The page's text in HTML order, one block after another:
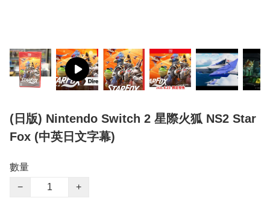
(日版) Nintendo Switch 2 星際火狐 NS2 Star
Fox (中英日文字幕)
數量
−
+